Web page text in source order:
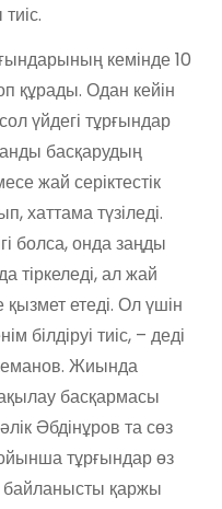
кемінде 10
құрады. Одан кейін
үйдегі тұрғындар
басқарудың
жай серіктестік
хаттама түзіледі.
болса, онда заңды
тіркеледі, ал жай
қызмет етеді. Ол үшін
білдіруі тиіс, – деді
Жиында
басқармасы
Әбдінұров та сөз
тұрғындар өз
байланысты қаржы